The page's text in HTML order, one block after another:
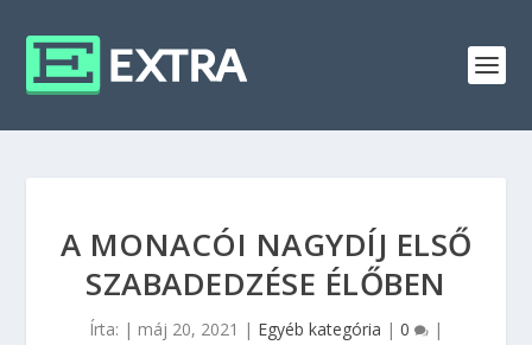
A MONACÓI NAGYDÍJ ELSŐ
SZABADEDZÉSE ÉLŐBEN
Írta: | máj 20, 2021 | Egyéb kategória | 0 |